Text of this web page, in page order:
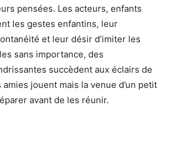
pensées. Les acteurs, enfants
les gestes enfantins, leur
et leur désir d’imiter les
sans importance, des
succèdent aux éclairs de
jouent mais la venue d’un petit
avant de les réunir.